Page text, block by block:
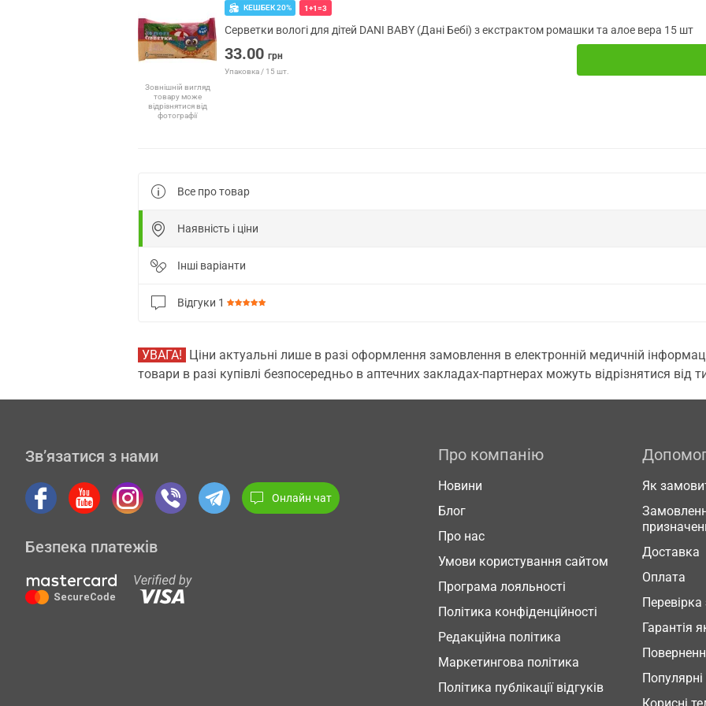
Зовнішній вигляд
товару може
відрізнятися від
фотографії
КЕШБЕК 20% 1+1=3
Серветки вологі для дітей DANI BABY (Дані Бебі) з екстрактом ромашки та алое вера 15 шт
33.00 грн
Упаковка / 15 шт.
Все про товар
Наявність і ціни
Інші варіанти
Відгуки 1
УВАГА! Ціни актуальні лише в разі оформлення замовлення в електронній медичній
товари в разі купівлі безпосередньо в аптечних закладах-партнерах можуть відрізнятися від
Зв’язатися з нами
Онлайн чат
Безпека платежів
Про компанію
Новини
Блог
Про нас
Умови користування сайтом
Програма лояльності
Політика конфіденційності
Редакційна політика
Маркетингова політика
Політика публікації відгуків
Як
Доставка
Оплата
Гарантія